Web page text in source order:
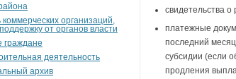
организаций,
от органов власти
граждане
деятельность
архив
свидетельства о
платежные
последний
субсидии (если
продления